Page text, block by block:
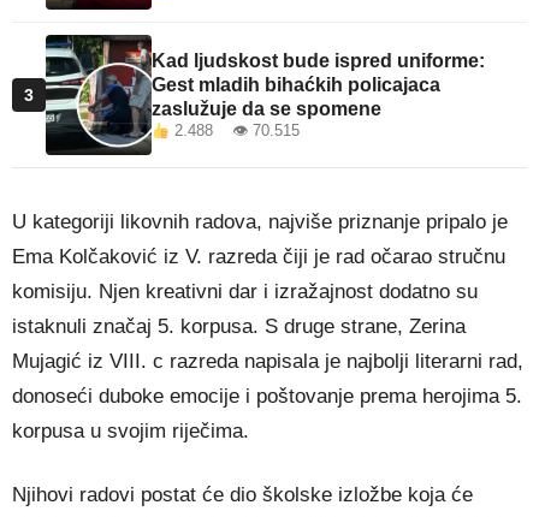
3
Kad ljudskost bude ispred uniforme:
Gest mladih bihaćkih policajaca
zaslužuje da se spomene
2.488 👁 70.515
U kategoriji likovnih radova, najviše priznanje pripalo je
Ema Kolčaković iz V. razreda čiji je rad očarao stručnu
komisiju. Njen kreativni dar i izražajnost dodatno su
istaknuli značaj 5. korpusa. S druge strane, Zerina
Mujagić iz VIII. c razreda napisala je najbolji literarni rad,
donoseći duboke emocije i poštovanje prema herojima 5.
korpusa u svojim riječima.
Njihovi radovi postat će dio školske izložbe koja će